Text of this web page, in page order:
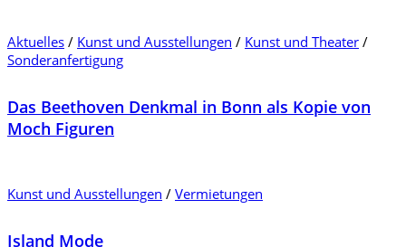
Aktuelles / Kunst und Ausstellungen / Kunst und Theater /
Sonderanfertigung
Das Beethoven Denkmal in Bonn als Kopie von
Moch Figuren
Kunst und Ausstellungen / Vermietungen
Island Mode